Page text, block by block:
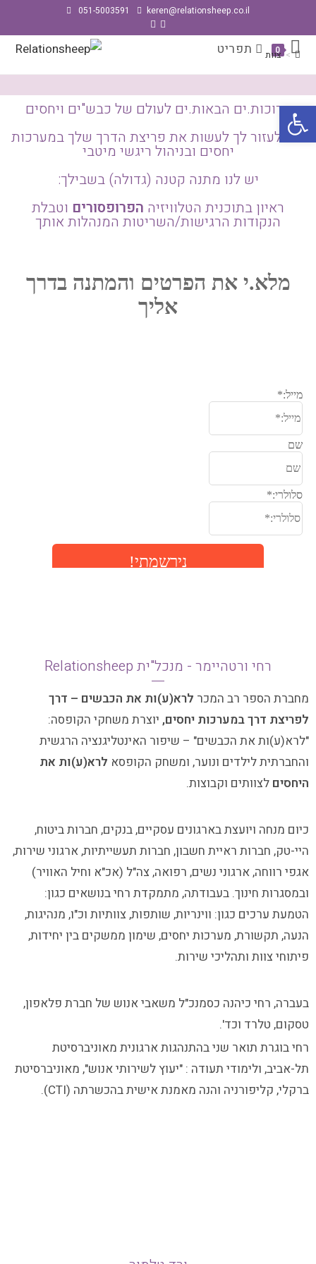
051-5003591 keren@relationsheep.co.il
0 תפריט צוות
> צוות
ברוכות.ים הבאות.ים לעולם של כבש"ים ויחסים
כדי לעזור לך לעשות את פריצת הדרך שלך במערכות
יחסים ובניהול ריגשי מיטבי
יש לנו מתנה קטנה (גדולה) בשבילך:
ראיון בתוכנית הטלוויזיה הפרופסורים וטבלת
הנקודות הרגישות/השריטות המנהלות אותך
רחי ורטהיימר - מנכל"ית Relationsheep
מחברת הספר רב המכר לרא(ע)ות את הכבשים – דרך
לפריצת דרך במערכות יחסים, יוצרת משחקי הקופסה:
"לרא(ע)ות את הכבשים" – שיפור האינטליגנציה הרגשית
והחברתית לילדים ונוער, ומשחק הקופסא לרא(ע)ות את
היחסים לצוותים וקבוצות.
כיום מנחה ויועצת בארגונים עסקיים, בנקים, חברות ביטוח,
היי-טק, חברות ראיית חשבון, חברות תעשייתיות, ארגוני שירות,
אגפי רווחה, ארגוני נשים, רפואה, צה"ל (אכ"א וחיל האוויר)
ובמסגרות חינוך. בעבודתה, מתמקדת רחי בנושאים כגון:
הטמעת ערכים כגון: ווינריות, שותפות, צוותיות וכ"ו, מנהיגות,
הנעה, תקשורת, מערכות יחסים, שימון ממשקים בין יחידות,
פיתוחי צוות ותהליכי שירות.
בעברה, רחי כיהנה כסמנכ"ל משאבי אנוש של חברת פלאפון,
טסקום, טלרד וכד'.
רחי בוגרת תואר שני בהתנהגות ארגונית מאוניברסיטת
תל-אביב, ולימודי תעודה : "יעוץ לשירותי אנוש", מאוניברסיטת
ברקלי, קליפורניה והנה מאמנת אישית בהכשרתה (CTI).
פתח סרגל נגישות